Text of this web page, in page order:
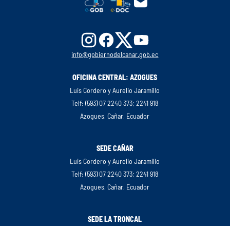
info@gobiernodelcanar.gob.ec
OFICINA CENTRAL: AZOGUES
Luis Cordero y Aurelio Jaramillo
Telf: (593) 07 2240 373; 2241 918
Azogues, Cañar, Ecuador
SEDE CAÑAR
Luis Cordero y Aurelio Jaramillo
Telf: (593) 07 2240 373; 2241 918
Azogues, Cañar, Ecuador
SEDE LA TRONCAL